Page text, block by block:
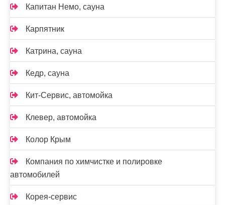
Капитан Немо, сауна
Карпятник
Катрина, сауна
Кедр, сауна
Кит-Сервис, автомойка
Клевер, автомойка
Колор Крым
Компания по химчистке и полировке
автомобилей
Корея-сервис